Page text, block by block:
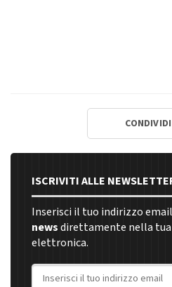
CONDIVIDI
ISCRIVITI ALLE
Inserisci il tuo indirizzo
newsdirettamente nella tua
elettronica.
Indirizzo email